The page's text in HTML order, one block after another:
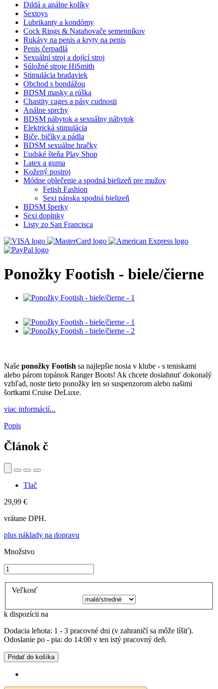
Dildá a análne kolíky
Sextoys
Lubrikanty a kondómy
Cock Rings & Natahovače semenníkov
Rukávy na penis a kryty na penis
Penis čerpadlá
Sexuální stroj a dojící stroj
Súložné stroje HiSmith
Stimulácia bradaviek
Obchod s bondážou
BDSM masky a rúška
Chastity cages a pásy cudnosti
Análne sprchy
BDSM nábytok a sexuálny nábytok
Elektrická stimulácia
Biče, bičíky a pádla
BDSM sexuálne hračky
Ľudské šteňa Play Shop
Latex a guma
Kožený postroj
Módne oblečenie a spodná bielizeň pre mužov
Fetish Fashion
Sexi pánska spodná bielizeň
BDSM šperky
Sexi doplnky
Listy zo San Francisca
Ponožky Footish - biele/čierne
Naše ponožky Footish sa najlepšie nosia v klube - s teniskami
alebo párom topánok Ranger Boots! Ak chcete dosiahnuť dokonalý
vzhľad, noste tieto ponožky len so suspenzorom alebo našimi
šortkami Cruise DeLuxe.
viac informácií...
Popis
Článok č
Tlač
29,99 €
vrátane DPH.
plus náklady na dopravu
Množstvo
Veľkosť
k dispozícii na
Dodacia lehota: 1 - 3 pracovné dni (v zahraničí sa môže líšiť).
Odoslanie po - pia: do 14:00 v ten istý pracovný deň.
Pridať do košíka